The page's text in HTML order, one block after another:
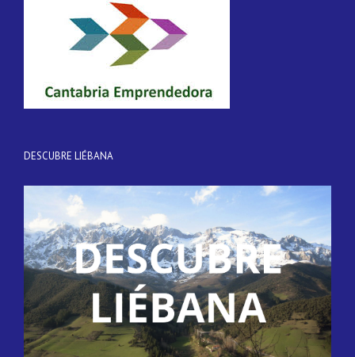
DESCUBRE LIÉBANA